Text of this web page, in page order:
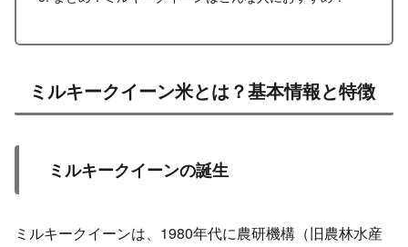
ミルキークイーン米とは？基本情報と特徴
ミルキークイーンの誕生
ミルキークイーンは、1980年代に農研機構（旧農林水産